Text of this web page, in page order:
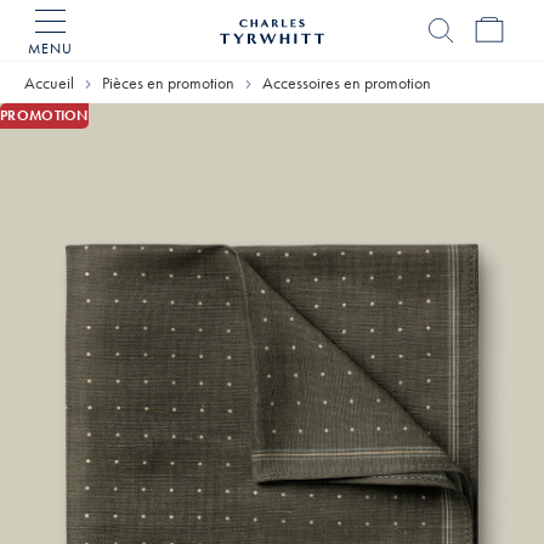
MENU
Tyrwhitt
Accueil Pièces en promotion Accessoires en promotion
PROMOTION